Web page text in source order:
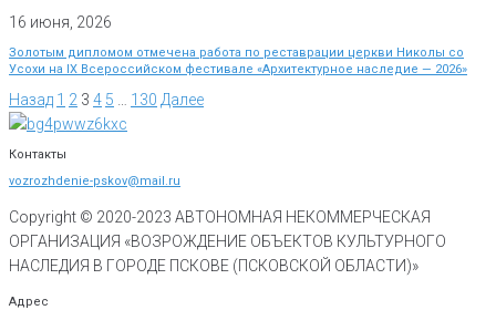
16 июня, 2026
Золотым дипломом отмечена работа по реставрации церкви Николы со
Усохи на IX Всероссийском фестивале «Архитектурное наследие — 2026»
Назад 1 2 3 4 5 130 Далее
Контакты
vozrozhdenie-pskov@mail.ru
Copyright © 2020-2023 АВТОНОМНАЯ НЕКОММЕРЧЕСКАЯ
ОРГАНИЗАЦИЯ «ВОЗРОЖДЕНИЕ ОБЪЕКТОВ КУЛЬТУРНОГО
НАСЛЕДИЯ В ГОРОДЕ ПСКОВЕ (ПСКОВСКОЙ ОБЛАСТИ)»
Адрес